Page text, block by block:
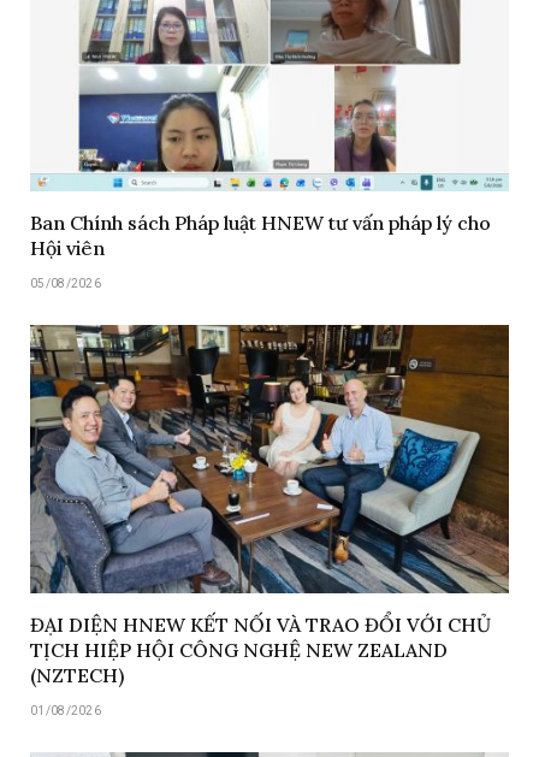
Ban Chính sách Pháp luật HNEW tư vấn pháp lý cho
Hội viên
05/08/2026
ĐẠI DIỆN HNEW KẾT NỐI VÀ TRAO ĐỔI VỚI CHỦ
TỊCH HIỆP HỘI CÔNG NGHỆ NEW ZEALAND
(NZTECH)
01/08/2026